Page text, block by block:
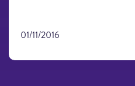
01/11/2016